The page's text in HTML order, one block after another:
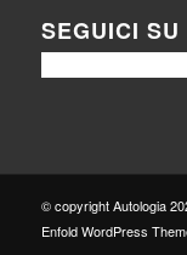
SEGUICI
© copyright Autologia
Enfold WordPress